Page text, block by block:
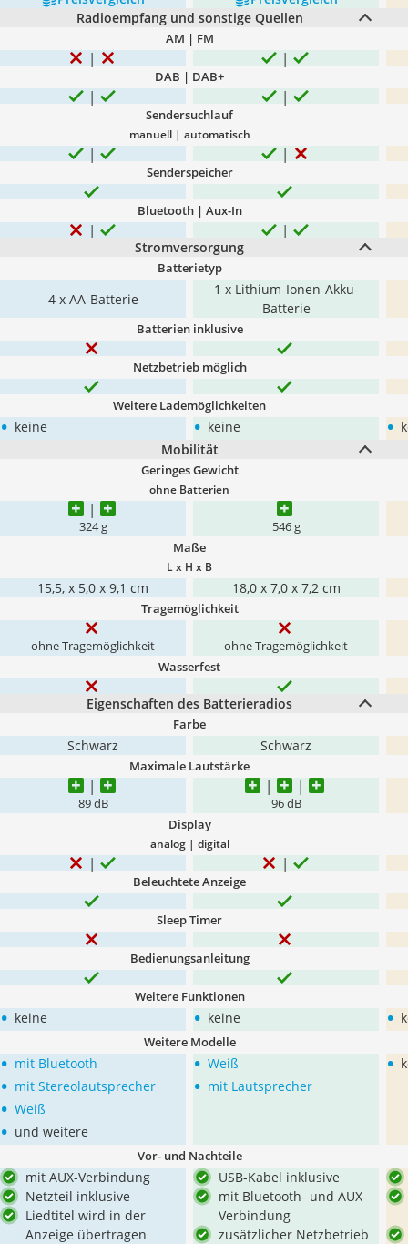
Radioempfang und sonstige Quellen
AM | FM
DAB | DAB+
Sendersuchlauf
manuell | automatisch
Senderspeicher
Bluetooth | Aux-In
Stromversorgung
Batterietyp
4 x AA-Batterie
‎1 x Lithium-Ionen-Akku-
Batterie
Batterien inklusive
Netzbetrieb möglich
Weitere Lademöglichkeiten
• keine • keine •
Mobilität
Geringes Gewicht
ohne Batterien
324 g 546 g
Maße
L x H x B
15,5, x 5,0 x 9,1 cm 18,0 x 7,0 x 7,2 cm
Tragemöglichkeit
ohne Tragemöglichkeit ohne Tragemöglichkeit
Wasserfest
Eigenschaften des Batterieradios
Farbe
Schwarz Schwarz
Maximale Lautstärke
89 dB 96 dB
Display
analog | digital
Beleuchtete Anzeige
Sleep Timer
Bedienungsanleitung
Weitere Funktionen
• keine • keine •
Weitere Modelle
• mit Bluetooth
• mit Stereolautsprecher
• Weiß
• und weitere
• Weiß
• mit Lautsprecher
•
Vor- und Nachteile
mit AUX-Verbindung
Netzteil inklusive
Liedtitel wird in der
Anzeige übertragen
USB-Kabel inklusive
mit Bluetooth- und AUX-
Verbindung
zusätzlicher Netzbetrieb